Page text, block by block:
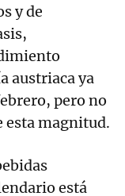
y de
austriaca ya
pero no
esta magnitud.
está